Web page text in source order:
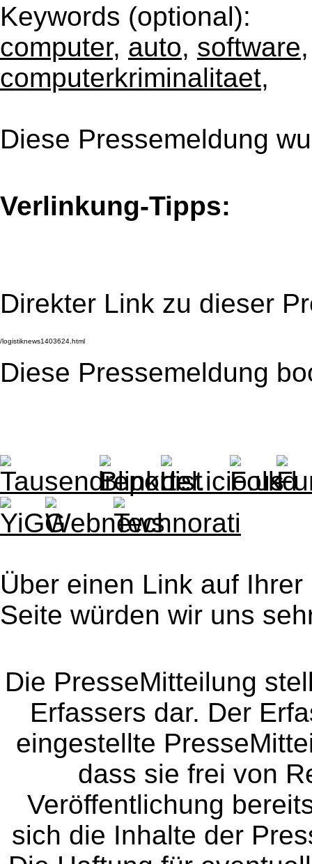
Keywords (optional):
computer, auto, software
computerkriminalitaet,
Diese Pressemeldung
Verlinkung-Tipps:
Direkter Link zu dieser
Diese Pressemeldung
Über einen Link auf
Seite würden wir uns
Die PresseMitteilung
Erfassers dar. Der
eingestellte
dass sie frei von
Veröffentlichung
sich die Inhalte der